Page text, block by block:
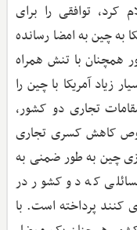
کرد، توافقی را برای
به چین به امضا رسانده
همچنان با تنش همراه
آمریکا با چین را
تجاری دو کشور،
کاهش کسری تجاری
چین به طور ضمنی به
که دو کشور در
کنند پرداخته است. با